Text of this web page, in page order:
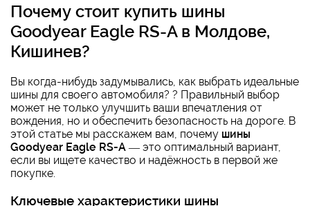
Почему стоит купить шины
Goodyear Eagle RS-A в Молдове,
Кишинев?
Вы когда-нибудь задумывались, как выбрать идеальные
шины для своего автомобиля? ? Правильный выбор
может не только улучшить ваши впечатления от
вождения, но и обеспечить безопасность на дороге. В
этой статье мы расскажем вам, почему шины
Goodyear Eagle RS-A — это оптимальный вариант,
если вы ищете качество и надёжность в первой же
покупке.
Ключевые характеристики шины